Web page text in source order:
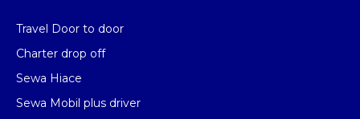
Travel Door to door
Charter drop off
Sewa Hiace
Sewa Mobil plus driver